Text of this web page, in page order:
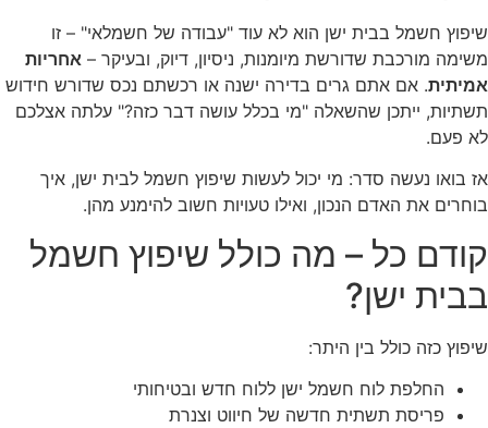
שיפוץ חשמל בבית ישן הוא לא עוד "עבודה של חשמלאי" – זו
משימה מורכבת שדורשת מיומנות, ניסיון, דיוק, ובעיקר – אחריות
אמיתית. אם אתם גרים בדירה ישנה או רכשתם נכס שדורש חידוש
תשתיות, ייתכן שהשאלה "מי בכלל עושה דבר כזה?" עלתה אצלכם
לא פעם.
אז בואו נעשה סדר: מי יכול לעשות שיפוץ חשמל לבית ישן, איך
בוחרים את האדם הנכון, ואילו טעויות חשוב להימנע מהן.
קודם כל – מה כולל שיפוץ חשמל
בבית ישן?
שיפוץ כזה כולל בין היתר:
החלפת לוח חשמל ישן ללוח חדש ובטיחותי
פריסת תשתית חדשה של חיווט וצנרת